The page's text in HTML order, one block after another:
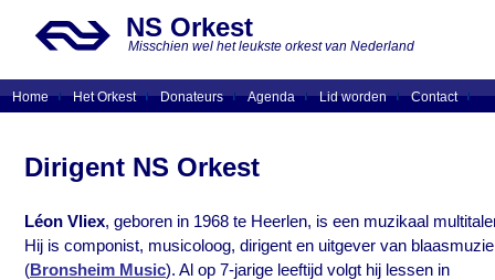
NS Orkest
Misschien wel het leukste orkest van Nederland
Home Het Orkest Donateurs Agenda Lid worden Contact
Dirigent NS Orkest
Léon Vliex, geboren in 1968 te Heerlen, is een muzikaal
Hij is componist, musicoloog, dirigent en uitgever van
(Bronsheim Music). Al op 7-jarige leeftijd volgt hij lessen in